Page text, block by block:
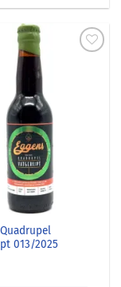
013/2025